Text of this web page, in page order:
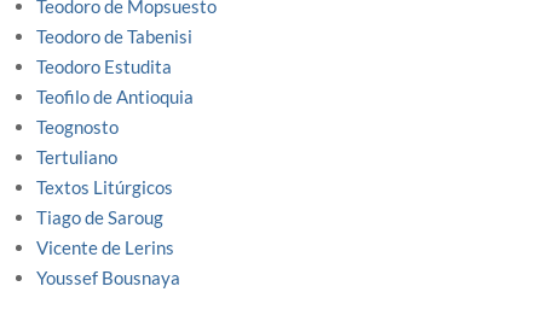
Teodoro de Mopsuesto
Teodoro de Tabenisi
Teodoro Estudita
Teofilo de Antioquia
Teognosto
Tertuliano
Textos Litúrgicos
Tiago de Saroug
Vicente de Lerins
Youssef Bousnaya